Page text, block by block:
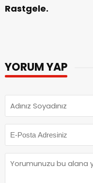
Rastgele.
YORUM YAP